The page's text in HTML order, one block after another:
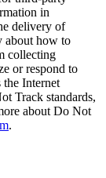
in
delivery of
about how to
collecting
or respond to
Internet
Track standards,
about Do Not
.